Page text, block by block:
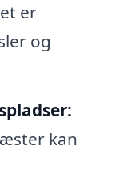
er
og
kan